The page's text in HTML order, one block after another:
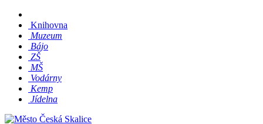
Knihovna
Muzeum
Bájo
ZŠ
MŠ
Vodárny
Kemp
Jídelna